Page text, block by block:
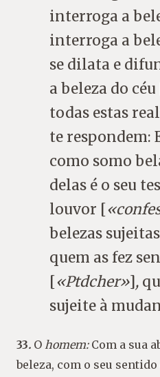
interroga a
interroga a
se dilata e
a beleza do
todas estas
te respondem:
como somo
delas é o seu
louvor [
belezas
quem as fez
[«Ptdcher»],
sujeite à
33. O homem: Com a sua
beleza, com o seu